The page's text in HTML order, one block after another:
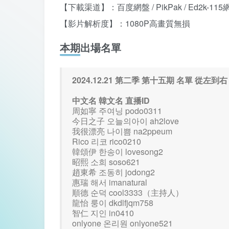
【下載渠道】：百度網盤 / PikPak / Ed2k-115
【影片解析度】：1080P高畫質無損
本期出場名單
2024.12.21 第二季 第十五期 名單 從左到右
中文名 韓文名 直播ID
周如寧 주여닝 podo0311
今日之子 오늘의아이 ah2love
我很漂亮 나이쁨 na2ppeum
Rico 리코 rico0210
韓頌伊 한송이 lovesong2
昭熙 소희 soso621
趙東希 조동히 jodong2
惠瑞 해서 imanatural
順德 순덕 cool3333（主持人）
龍怡 룽이 dkdlfjqm758
智仁 지인 in0410
onlyone 온리원 onlyone521